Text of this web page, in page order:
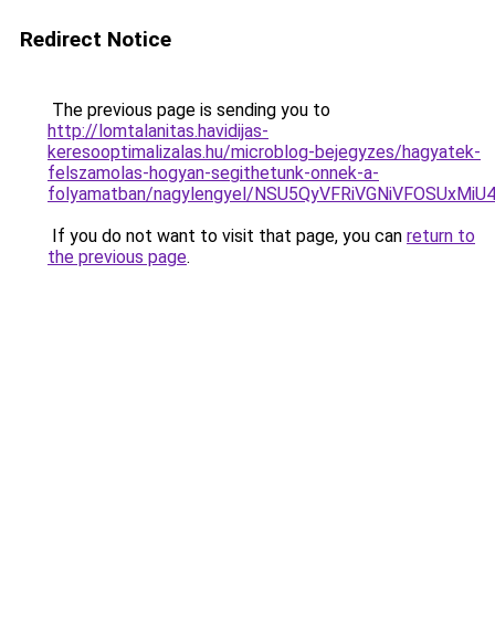
Redirect Notice
The previous page is sending you to
http://lomtalanitas.havidijas-
keresooptimalizalas.hu/microblog-bejegyzes/hagyatek-
felszamolas-hogyan-segithetunk-onnek-a-
folyamatban/nagylengyel/
If you do not want to visit that page, you can return to
the previous page.